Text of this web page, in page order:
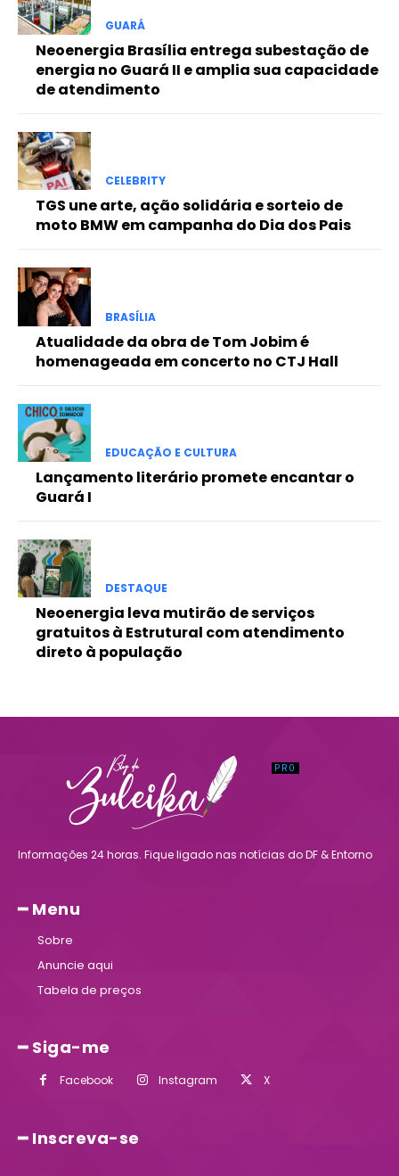
Free
Included for free:
Etiam est nibh, lobortis sit
Ut mollis pellentesque tortor
Nullam eu erat condimentum
Donec quis est ac felis
Orci varius natoque dolor
Pro
Full member access:
Etiam est nibh, lobortis sit
Ut mollis pellentesque tortor
Nullam eu erat condimentum
Donec quis est ac felis
Orci varius natoque dolor
GUARÁ
Neoenergia Brasília entrega subestação de
energia no Guará II e amplia sua capacidade
de atendimento
CELEBRITY
TGS une arte, ação solidária e sorteio de
moto BMW em campanha do Dia dos Pais
BRASÍLIA
Atualidade da obra de Tom Jobim é
homenageada em concerto no CTJ Hall
EDUCAÇÃO E CULTURA
Lançamento literário promete encantar o
Guará I
DESTAQUE
Neoenergia leva mutirão de serviços
gratuitos à Estrutural com atendimento
direto à população
Informações 24 horas. Fique ligado nas notícias do DF & Entorno
━ Menu
Sobre
Anuncie aqui
Tabela de preços
━ Siga-me
Facebook Instagram X
━ Inscreva-se